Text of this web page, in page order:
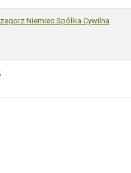
Niemiec Spółka Cywilna